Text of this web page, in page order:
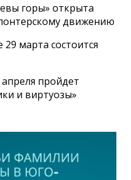
горы» открыта
движению
марта состоится
пройдет
и виртуозы»